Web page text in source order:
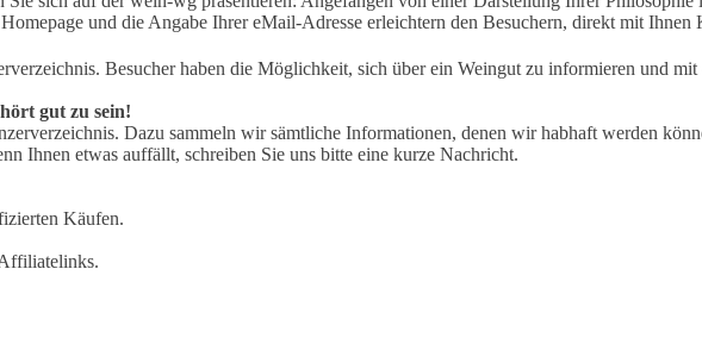
und die Angabe Ihrer eMail-Adresse erleichtern den Besuchern, direkt mit Ihnen
Besucher haben die Möglichkeit, sich über ein Weingut zu informieren und
gut zu sein!
Dazu sammeln wir sämtliche Informationen, denen wir habhaft werden
Ihnen etwas auffällt, schreiben Sie uns bitte eine kurze Nachricht.
Käufen.